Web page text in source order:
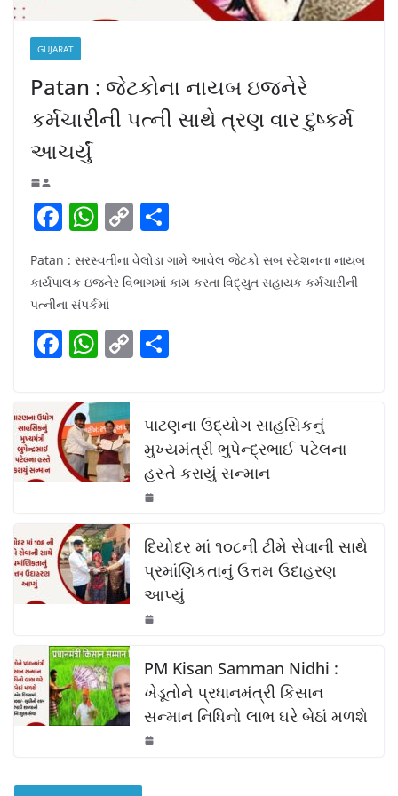
GUJARAT
Patan : જેટકોના નાયબ ઇજનેરે
કર્મચારીની પત્ની સાથે ત્રણ વાર દુષ્કર્મ
આચર્યું
F
c
e
b
o
k
W
h
at
s
A
p
C
o
p
Li
n
h
ar
Patan : સરસ્વતીના વેલોડા ગામે આવેલ જેટકો સબ સ્ટેશનના નાયબ
કાર્યપાલક ઇજનેર વિભાગમાં કામ કરતા વિદ્યુત સહાયક કર્મચારીની
પત્નીના સંપર્કમાં
F
c
e
b
o
o
k
W
at
s
A
p
p
C
y
Li
n
k
e
પાટણના ઉદ્યોગ સાહસિકનું
મુખ્યમંત્રી ભુપેન્દ્રભાઈ પટેલના
હસ્તે કરાયું સન્માન
દિયોદર માં ૧૦૮ની ટીમે સેવાની સાથે
પ્રમાંણિકતાનું ઉત્તમ ઉદાહરણ
આપ્યું
PM Kisan Samman Nidhi :
ખેડૂતોને પ્રધાનમંત્રી કિસાન
સન્માન નિધિનો લાભ ઘરે બેઠાં મળશે